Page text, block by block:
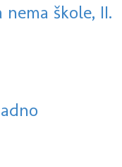
škole, II.